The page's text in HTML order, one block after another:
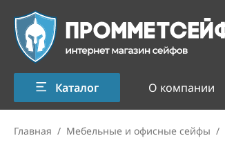
Каталог О компании
Главная / Мебельные и офисные сейфы /